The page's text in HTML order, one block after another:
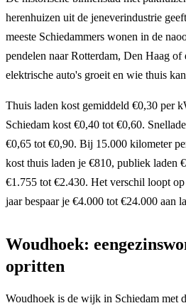
herenhuizen uit de jeneverindustrie
meeste Schiedammers wonen in de
pendelen naar Rotterdam, Den Haag of
elektrische auto's groeit en wie thuis
Thuis laden kost gemiddeld €0,30 per
Schiedam kost €0,40 tot €0,60.
€0,65 tot €0,90. Bij 15.000 kilometer
kost thuis laden je €810, publiek laden
€1.755 tot €2.430. Het verschil loopt
jaar bespaar je €4.000 tot €24.000 aan
Woudhoek:
opritten
Woudhoek is de wijk in Schiedam met